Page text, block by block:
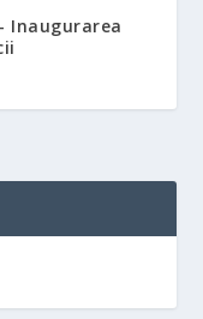
Inaugurarea